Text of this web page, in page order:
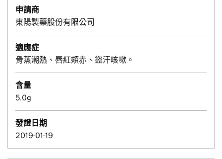
申請商
東陽製藥股份有限公司
適應症
骨蒸潮熱、唇紅頰赤、盜汗咳嗽。
含量
5.0g
發證日期
2019-01-19